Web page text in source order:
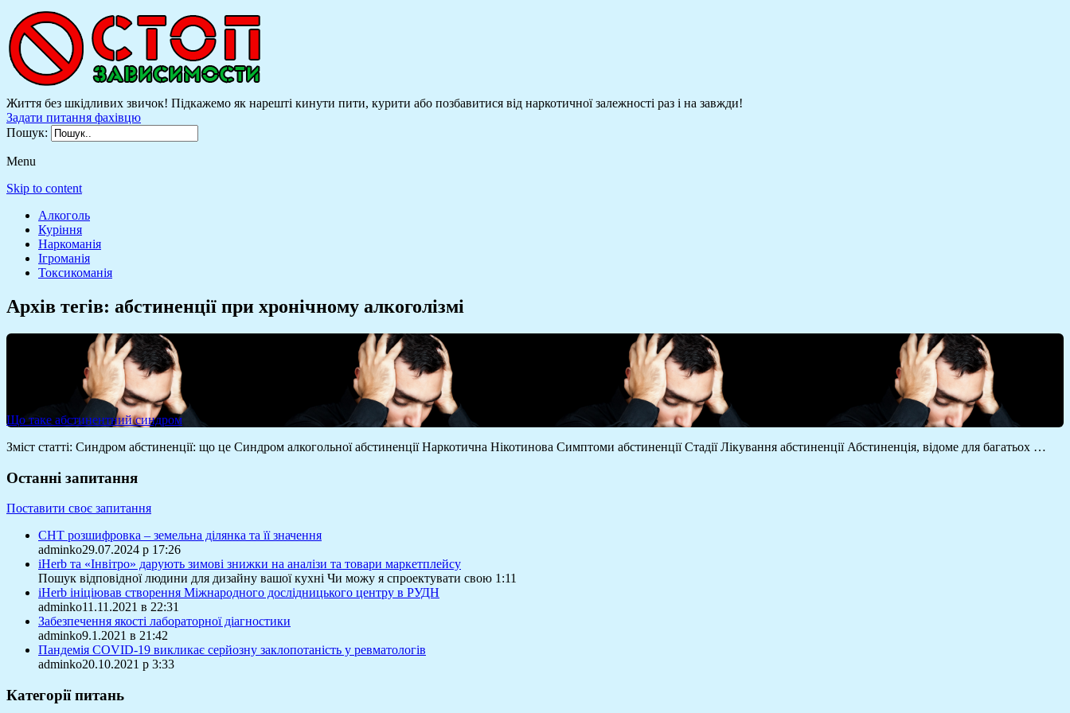
Життя без шкідливих звичок! Підкажемо як нарешті кинути пити, курити або позбавитися від наркотичної залежності раз і на завжди!
Задати питання фахівцю
Пошук:
Menu
Skip to content
Алкоголь
Куріння
Наркоманія
Ігроманія
Токсикоманія
Архів тегів: абстиненції при хронічному алкоголізмі
Що таке абстинентний синдром
Зміст статті: Синдром абстиненції: що це Синдром алкогольної абстиненції Наркотична Нікотинова Симптоми абстиненції Стадії Лікування абстиненції Абстиненція, відоме для багатьох …
Останні запитання
Поставити своє запитання
СНТ розшифровка – земельна ділянка та її значення
adminko29.07.2024 р 17:26
iHerb та «Інвітро» дарують зимові знижки на аналізи та товари маркетплейсу
Пошук відповідної людини для дизайну вашої кухні Чи можу я спроектувати свою 1:11
iHerb ініціював створення Міжнародного дослідницького центру в РУДН
adminko11.11.2021 в 22:31
Забезпечення якості лабораторної діагностики
adminko9.1.2021 в 21:42
Пандемія COVID-19 викликає серйозну заклопотаність у ревматологів
adminko20.10.2021 р 3:33
Категорії питань